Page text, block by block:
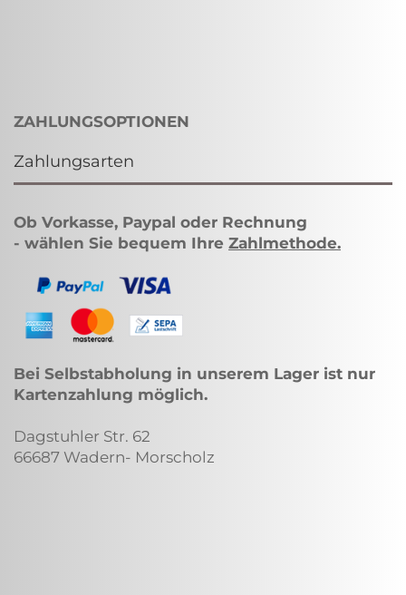
ZAHLUNGSOPTIONEN
Zahlungsarten
Ob Vorkasse, Paypal oder Rechnung
- wählen Sie bequem Ihre Zahlmethode.
Bei Selbstabholung in unserem Lager ist nur
Kartenzahlung möglich.
Dagstuhler Str. 62
66687 Wadern- Morscholz